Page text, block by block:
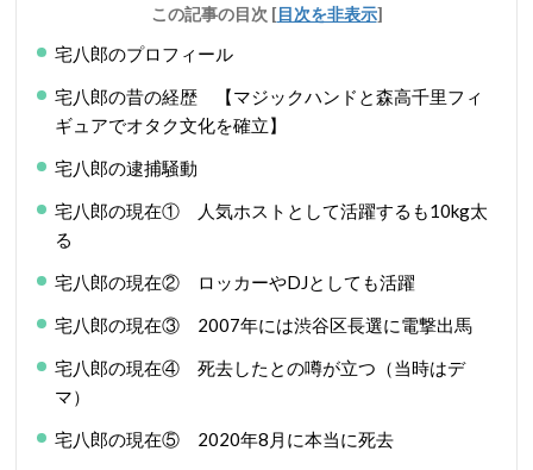
この記事の目次 [目次を非表示]
宅八郎のプロフィール
宅八郎の昔の経歴 【マジックハンドと森高千里フィ
ギュアでオタク文化を確立】
宅八郎の逮捕騒動
宅八郎の現在① 人気ホストとして活躍するも10kg太
る
宅八郎の現在② ロッカーやDJとしても活躍
宅八郎の現在③ 2007年には渋谷区長選に電撃出馬
宅八郎の現在④ 死去したとの噂が立つ（当時はデ
マ）
宅八郎の現在⑤ 2020年8月に本当に死去